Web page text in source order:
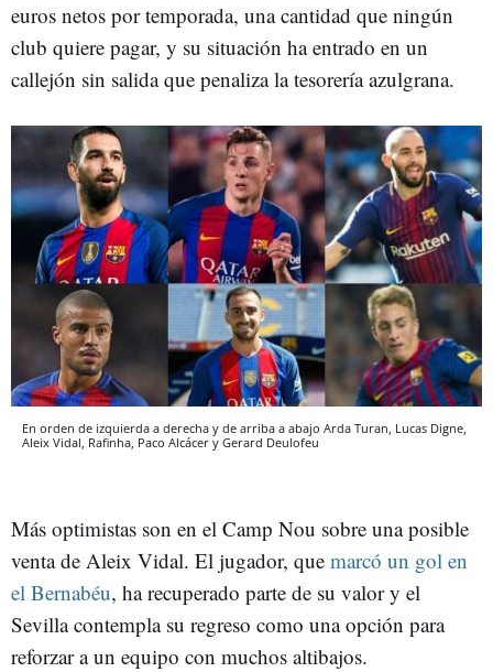
euros netos por temporada, una cantidad que ningún
club quiere pagar, y su situación ha entrado en un
callejón sin salida que penaliza la tesorería azulgrana.
En orden de izquierda a derecha y de arriba a abajo Arda Turan, Lucas Digne,
Aleix Vidal, Rafinha, Paco Alcácer y Gerard Deulofeu
Más optimistas son en el Camp Nou sobre una posible
venta de Aleix Vidal. El jugador, que marcó un gol en
el Bernabéu, ha recuperado parte de su valor y el
Sevilla contempla su regreso como una opción para
reforzar a un equipo con muchos altibajos.